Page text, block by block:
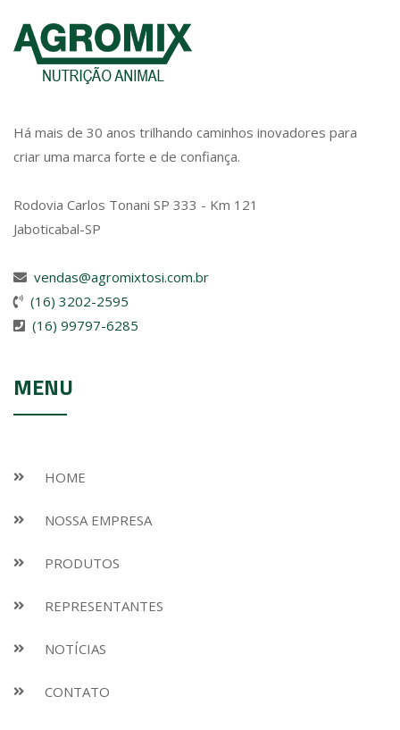
Há mais de 30 anos trilhando caminhos inovadores para
criar uma marca forte e de confiança.
Rodovia Carlos Tonani SP 333 - Km 121
Jaboticabal-SP
vendas@agromixtosi.com.br
(16) 3202-2595
(16) 99797-6285
MENU
HOME
NOSSA EMPRESA
PRODUTOS
REPRESENTANTES
NOTÍCIAS
CONTATO